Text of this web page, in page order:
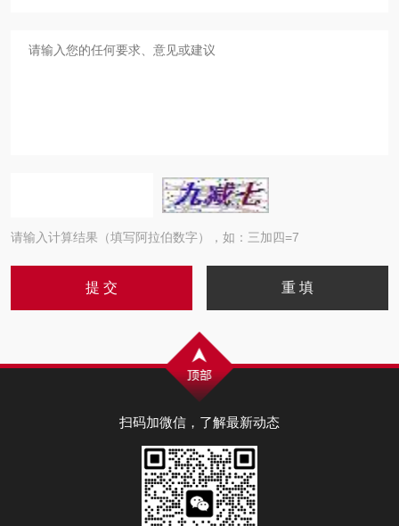
请输入计算结果（填写阿拉伯数字），如：三加四=7
扫码加微信，了解最新动态